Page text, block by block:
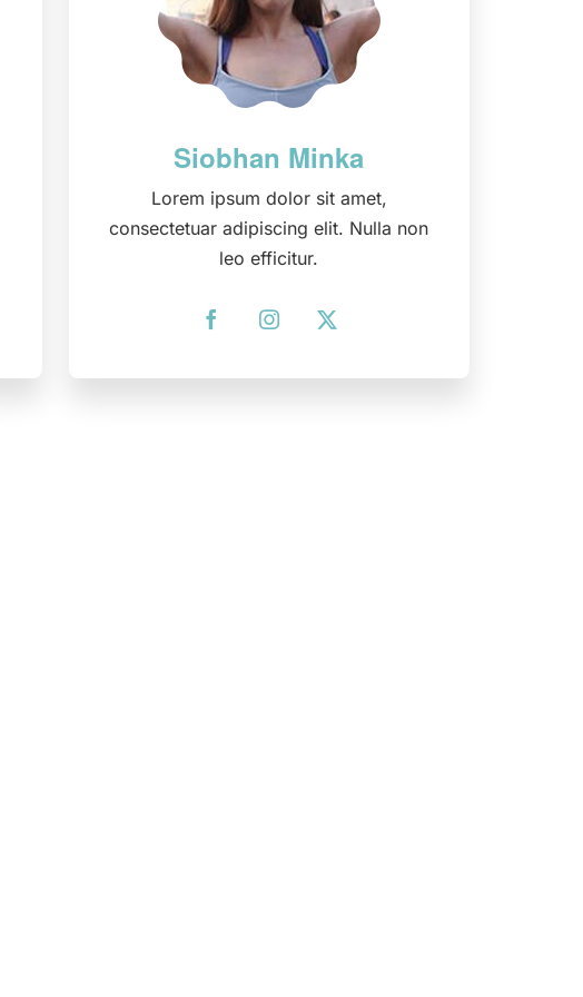
Lorem ipsum dolor sit amet,
consectetuar adipiscing elit. Nulla non
leo efficitur.